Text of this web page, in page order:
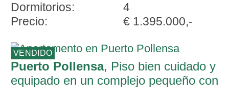
Dormitorios:
4
Precio:
€ 1.395.000,-
VENDIDO
Puerto Pollensa, Piso bien cuidado y
equipado en un complejo pequeño con